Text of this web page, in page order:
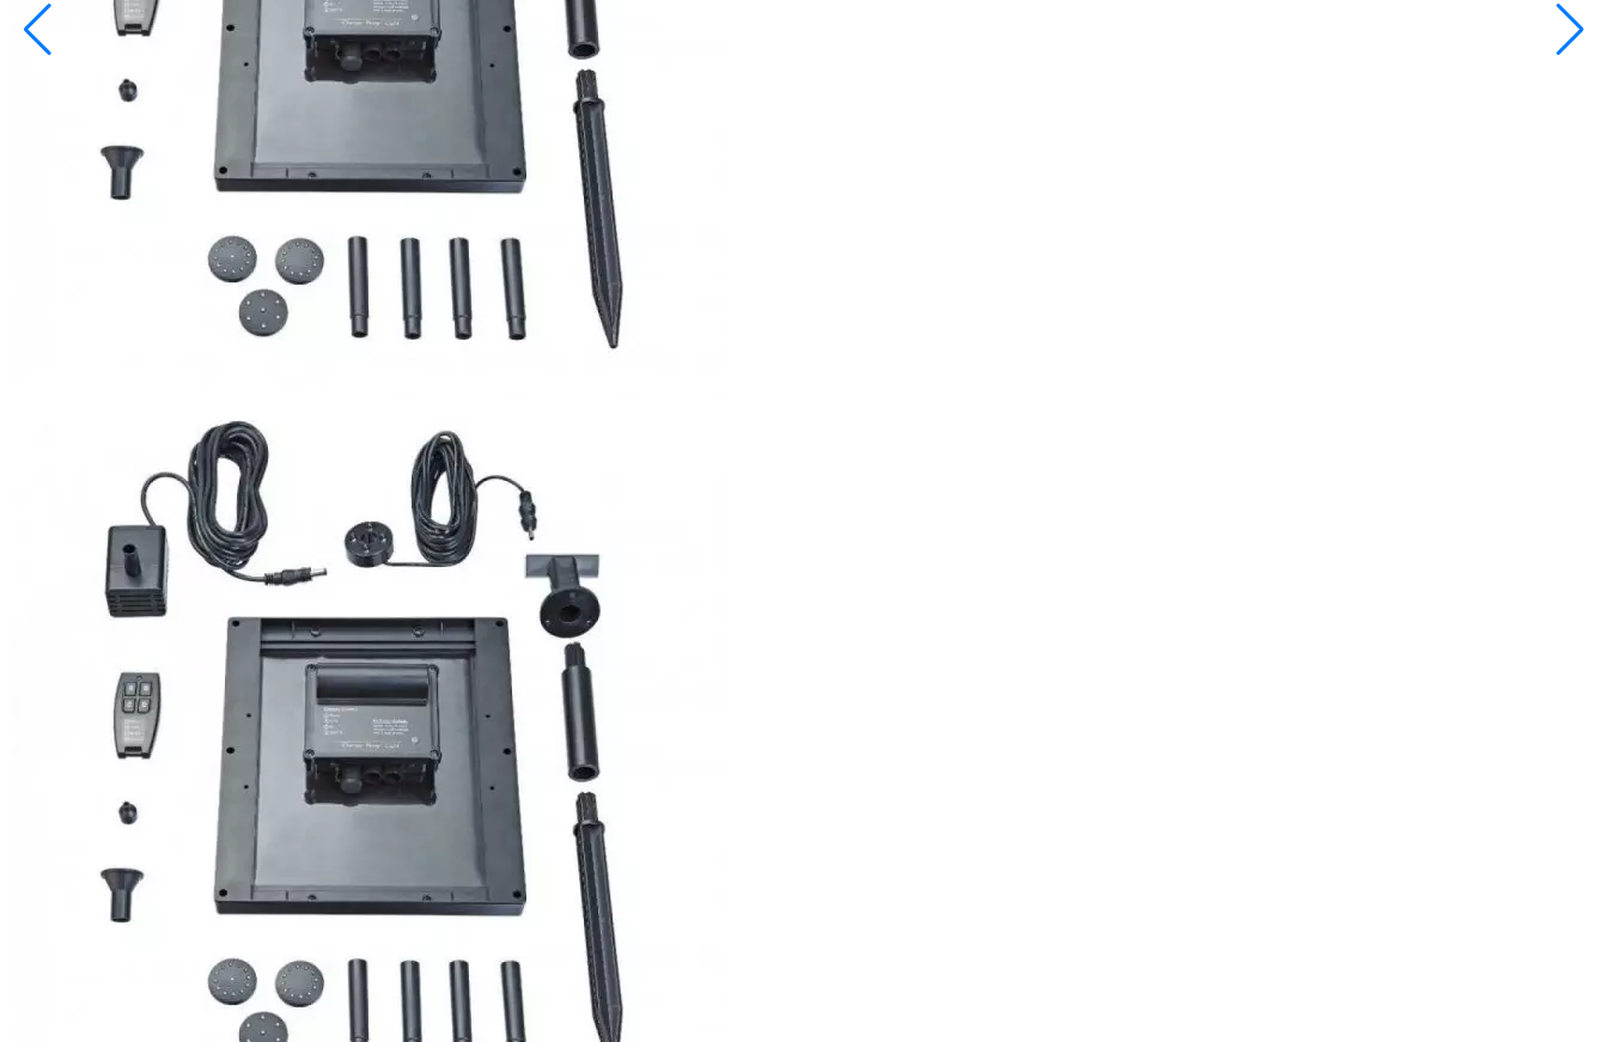
Шкафы управления
Готовые фонтаны
Фонтанные насадки
Подводные светильники
Закладные детали
Системы фильтрации
Электрооборудование
Плавающие фонтаны
Пешеходные модули
Готовые фонтаны
Фонтанные насадки
Подводные светильники
Закладные детали
Насосы
Системы фильтрации
Электрооборудование
Плавающие фонтаны
Пешеходные модули